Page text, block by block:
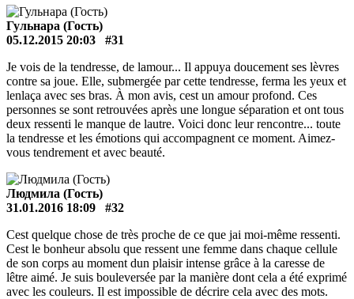
Гульнара (Гость)
05.12.2015 20:03
#31
Je vois de la tendresse, de lamour... Il appuya doucement ses lèvres
contre sa joue. Elle, submergée par cette tendresse, ferma les yeux et
lenlaça avec ses bras. À mon avis, cest un amour profond. Ces
personnes se sont retrouvées après une longue séparation et ont tous
deux ressenti le manque de lautre. Voici donc leur rencontre... toute
la tendresse et les émotions qui accompagnent ce moment. Aimez-
vous tendrement et avec beauté.
Людмила (Гость)
31.01.2016 18:09
#32
Cest quelque chose de très proche de ce que jai moi-même ressenti.
Cest le bonheur absolu que ressent une femme dans chaque cellule
de son corps au moment dun plaisir intense grâce à la caresse de
lêtre aimé. Je suis bouleversée par la manière dont cela a été exprimé
avec les couleurs. Il est impossible de décrire cela avec des mots.